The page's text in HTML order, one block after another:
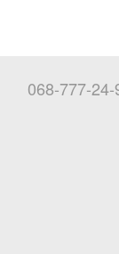
068-777-